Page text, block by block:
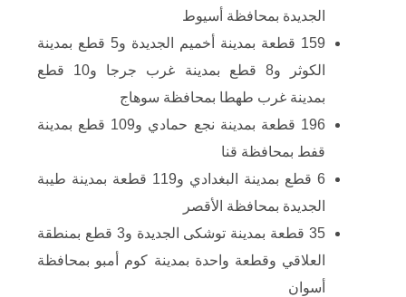
الجديدة بمحافظة أسيوط
159 قطعة بمدينة أخميم الجديدة و5 قطع بمدينة
الكوثر و8 قطع بمدينة غرب جرجا و10 قطع
بمدينة غرب طهطا بمحافظة سوهاج
196 قطعة بمدينة نجع حمادي و109 قطع بمدينة
قفط بمحافظة قنا
6 قطع بمدينة البغدادي و119 قطعة بمدينة طيبة
الجديدة بمحافظة الأقصر
35 قطعة بمدينة توشكى الجديدة و3 قطع بمنطقة
العلاقي وقطعة واحدة بمدينة كوم أمبو بمحافظة
أسوان